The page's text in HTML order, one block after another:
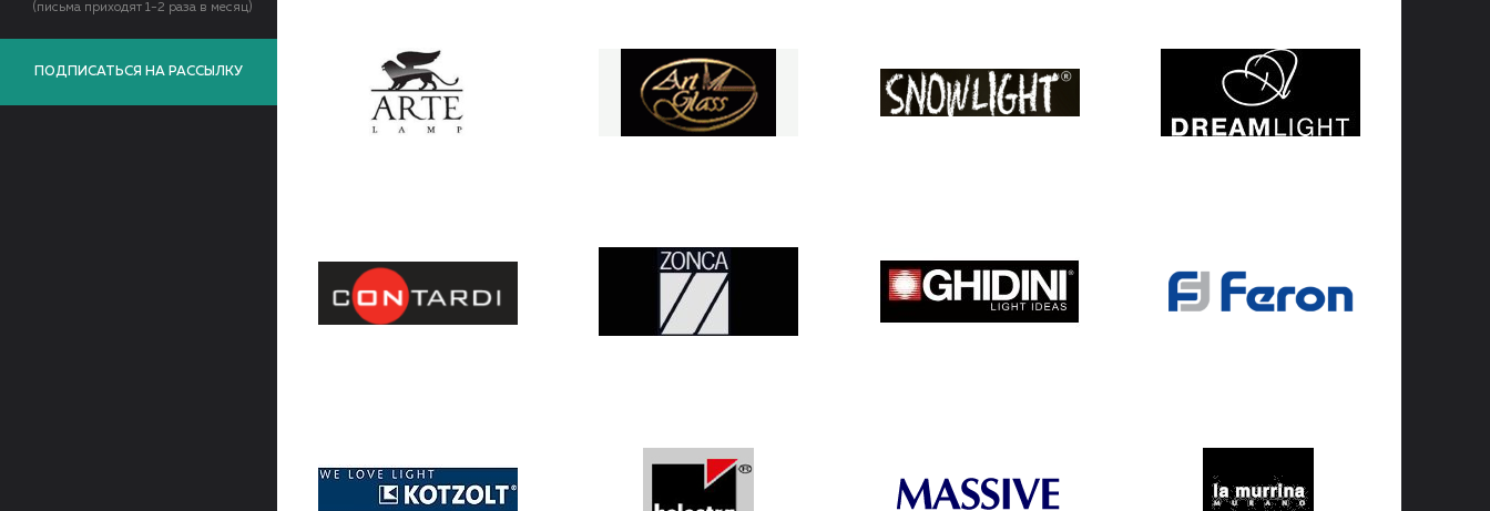
(письма приходят 1-2 раза в месяц)
ПОДПИСАТЬСЯ НА РАССЫЛКУ